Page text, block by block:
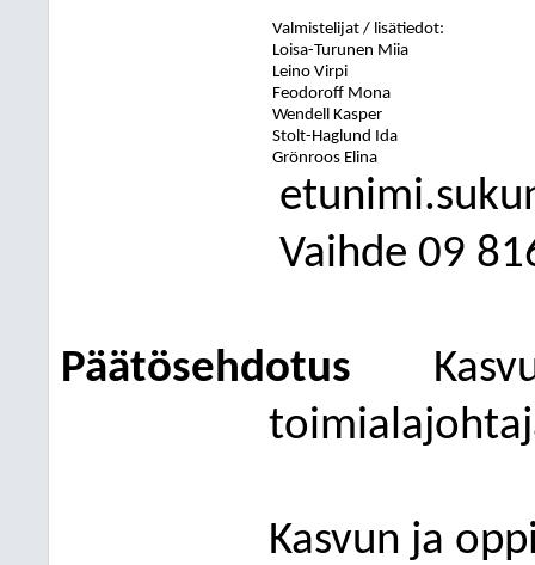
Valmistelijat / lisätiedot:
Loisa-Turunen Miia
Leino Virpi
Feodoroff Mona
Wendell Kasper
Stolt-Haglund Ida
Grönroos Elina
Vaihde 09
Päätösehdotus
Kasvun ja